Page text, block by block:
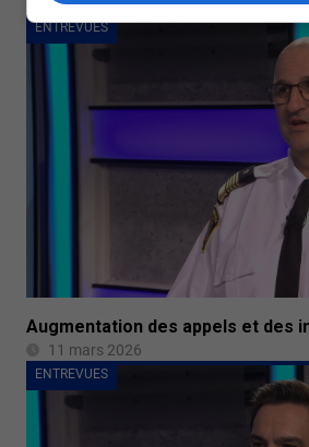
ENTREVUES
Augmentation des appels et des
11 mars 2026
ENTREVUES